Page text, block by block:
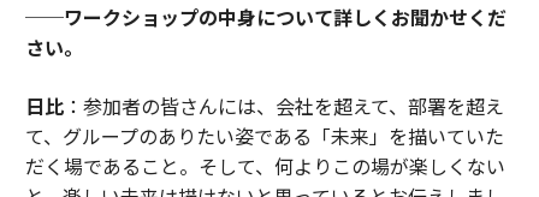
──ワークショップの中身について詳しくお聞かせくだ
さい。
日比：参加者の皆さんには、会社を超えて、部署を超え
て、グループのありたい姿である「未来」を描いていた
だく場であること。そして、何よりこの場が楽しくない